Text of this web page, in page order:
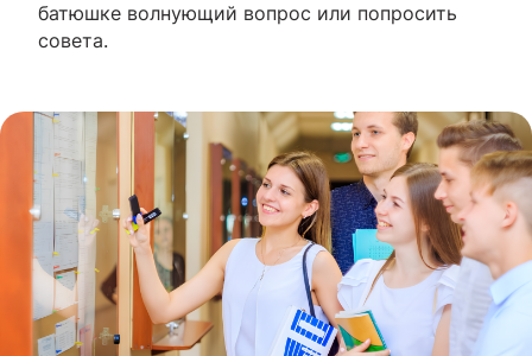
батюшке волнующий вопрос или попросить
совета.